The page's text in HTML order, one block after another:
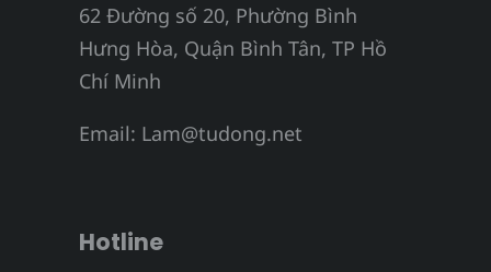
62 Đường số 20, Phường Bình
Hưng Hòa, Quận Bình Tân, TP Hồ
Chí Minh
Email: Lam@tudong.net
Hotline